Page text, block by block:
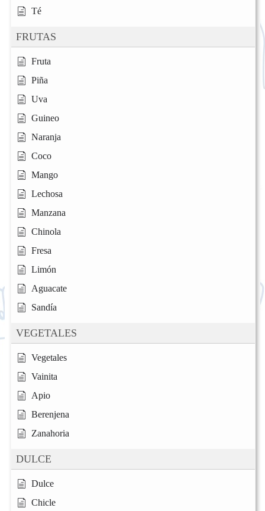
Té
FRUTAS
Fruta
Piña
Uva
Guineo
Naranja
Coco
Mango
Lechosa
Manzana
Chinola
Fresa
Limón
Aguacate
Sandía
VEGETALES
Vegetales
Vainita
Apio
Berenjena
Zanahoria
DULCE
Dulce
Chicle